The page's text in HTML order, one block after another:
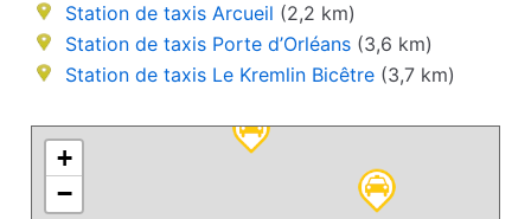
Station de taxis Arcueil (2,2 km)
Station de taxis Porte d’Orléans (3,6 km)
Station de taxis Le Kremlin Bicêtre (3,7 km)
+
−